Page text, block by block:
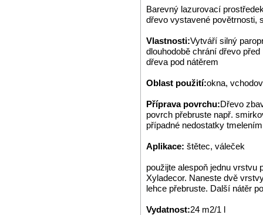
Barevný lazurovací
dřevo vystavené povětrnosti,
Vlastnosti:Vytváří silný
dlouhodobě chrání dřevo
dřeva pod nátěrem
Oblast použití:okna,
Příprava povrchu:Dřevo
povrch přebruste např.
případné nedostatky
Aplikace: štětec, váleček
použijte alespoň jednu vrstvu
Xyladecor. Naneste dvě
lehce přebruste. Další nátěr
Vydatnost:24 m2/1 l